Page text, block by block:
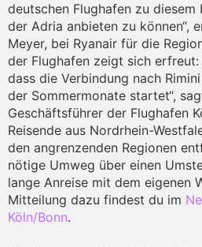
deutschen Flughafen zu diesem
der Adria anbieten zu können“,
Meyer, bei Ryanair für die
der Flughafen zeigt sich erfreut:
dass die Verbindung nach
der Sommermonate startet“,
Geschäftsführer der Flughafen
Reisende aus Nordrhein-
den angrenzenden Regionen
nötige Umweg über einen
lange Anreise mit dem eigenen
Mitteilung dazu findest du im
Köln/Bonn.